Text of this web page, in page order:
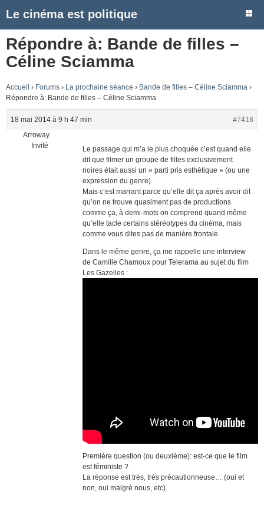
Le cinéma est politique
Répondre à: Bande de filles –
Céline Sciamma
Accueil › Forums › La prochaine séance › Bande de filles – Céline Sciamma ›
Répondre à: Bande de filles – Céline Sciamma
18 mai 2014 à 9 h 47 min
#7418
Arroway
Invité
Le passage qui m’a le plus choquée c’est quand elle
dit que filmer un groupe de filles exclusivement
noires était aussi un « parti pris esthétique » (ou une
expression du genre).
Mais c’est marrant parce qu’elle dit ça après avoir dit
qu’on ne trouve quasiment pas de productions
comme ça, à demi-mots on comprend quand même
qu’elle tacle certains stéréotypes du cinéma, mais
comme vous dites pas de manière frontale.
Dans le même genre, ça me rappelle une interview
de Camille Chamoux pour Telerama au sujet du film
Les Gazelles :
Première question (ou deuxième): est-ce que le film
est féministe ?
La réponse est très, très précautionneuse… (oui et
non, oui malgré nous, etc).